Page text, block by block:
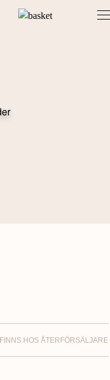
FINNS HOS ÅTERFÖRSÄLJARE